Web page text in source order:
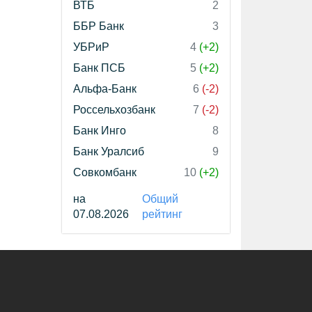
ВТБ
2
ББР Банк
3
УБРиР
4 (+2)
Банк ПСБ
5 (+2)
Альфа-Банк
6 (-2)
Россельхозбанк
7 (-2)
Банк Инго
8
Банк Уралсиб
9
Совкомбанк
10 (+2)
на
07.08.2026
Общий
рейтинг